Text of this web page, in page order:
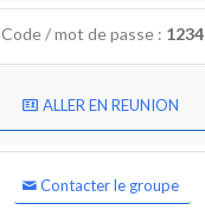
Code / mot de passe : 1234
ALLER EN REUNION
Contacter le groupe